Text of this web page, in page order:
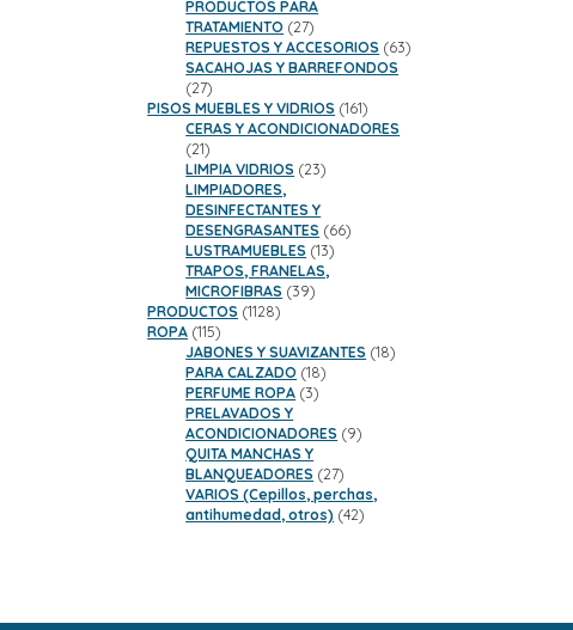
productos
PRODUCTOS PARA
TRATAMIENTO 2727
productos
REPUESTOS Y ACCESORIOS 6363
SACAHOJAS Y BARREFONDOS
2727
productos
PISOS MUEBLES Y VIDRIOS 161161
productos
CERAS Y ACONDICIONADORES
2121
productos
LIMPIA VIDRIOS 2323
LIMPIADORES,
DESINFECTANTES Y
DESENGRASANTES 6666
LUSTRAMUEBLES 1313
TRAPOS, FRANELAS,
MICROFIBRAS 3939
PRODUCTOS 11281128
ROPA 115115
productos
JABONES Y SUAVIZANTES 1818
PARA CALZADO 1818
PERFUME ROPA 33
PRELAVADOS Y
ACONDICIONADORES 99
QUITA MANCHAS Y
BLANQUEADORES 2727
productos
VARIOS (Cepillos, perchas,
antihumedad, otros) 4242